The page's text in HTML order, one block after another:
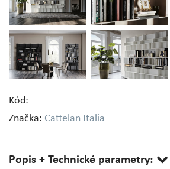
Kód:
Značka: Cattelan Italia
Popis + Technické parametry: